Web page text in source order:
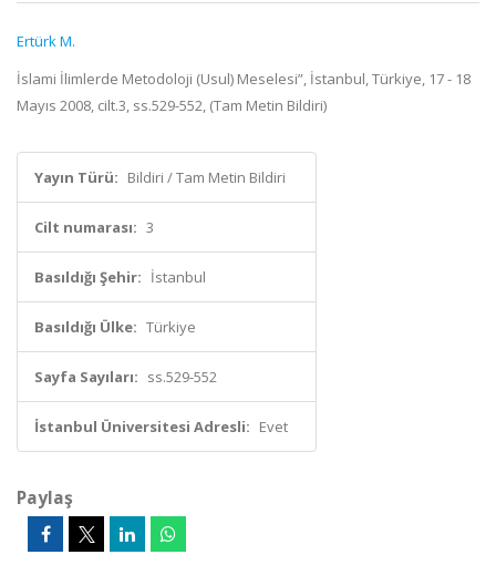
Ertürk M.
İslami İlimlerde Metodoloji (Usul) Meselesi”, İstanbul, Türkiye, 17 - 18
Mayıs 2008, cilt.3, ss.529-552, (Tam Metin Bildiri)
Yayın Türü: Bildiri / Tam Metin Bildiri
Cilt numarası: 3
Basıldığı Şehir: İstanbul
Basıldığı Ülke: Türkiye
Sayfa Sayıları: ss.529-552
İstanbul Üniversitesi Adresli: Evet
Paylaş